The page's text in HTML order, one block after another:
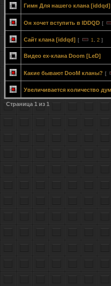
Гимн Для нашего клана [iddqd]
Он хочет вступить в IDDQD [
Сайт клана [iddqd] [ 1 2 ]
Видео ex-клана Doom [LeD]
Какие бывают DooM кланы? [
Увеличивается количество
Страница 1из 1